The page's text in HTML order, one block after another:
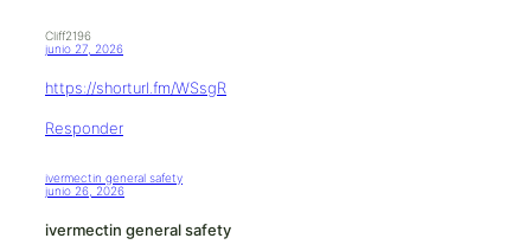
Cliff2196
junio 27, 2026
https://shorturl.fm/WSsgR
Responder
ivermectin general safety
junio 26, 2026
ivermectin general safety